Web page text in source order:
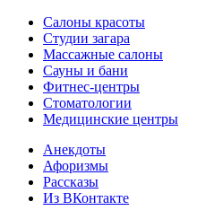
Салоны красоты
Студии загара
Массажные салоны
Сауны и бани
Фитнес-центры
Стоматологии
Медицинские центры
Анекдоты
Афоризмы
Рассказы
Из ВКонтакте